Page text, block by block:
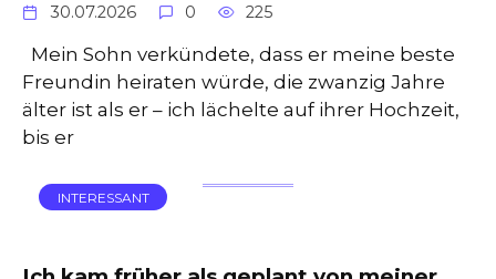
30.07.2026 0 225
Mein Sohn verkündete, dass er meine beste
Freundin heiraten würde, die zwanzig Jahre
älter ist als er – ich lächelte auf ihrer Hochzeit,
bis er
INTERESSANT